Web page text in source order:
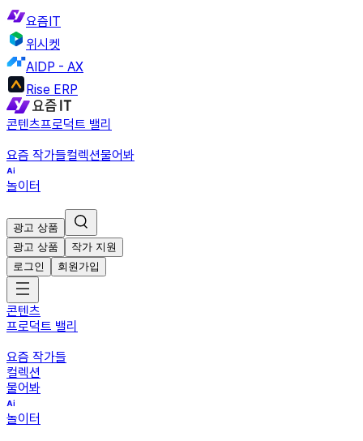
요즘IT
위시켓
AIDP - AX
Rise ERP
콘텐츠프로덕트 밸리
요즘 작가들컬렉션물어봐
놀이터
광고 상품
광고 상품
작가 지원
로그인
회원가입
콘텐츠
프로덕트 밸리
요즘 작가들
컬렉션
물어봐
놀이터